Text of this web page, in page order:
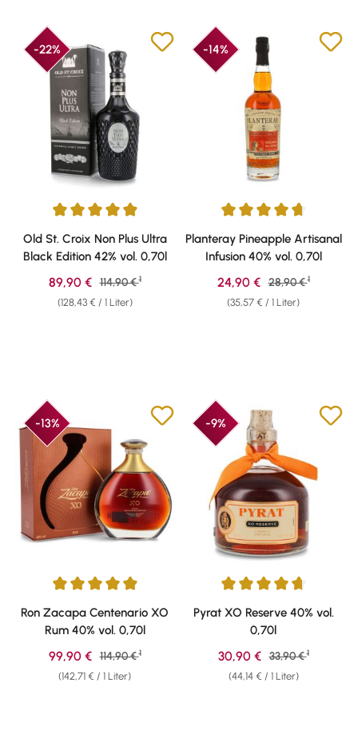
-22%
Durchschnittliche Bewertung von 4.97 von 5 Sternen
Old St. Croix Non Plus Ultra
Black Edition 42% vol. 0,70l
(128,43 € / 1 Liter)
Verkaufspreis:
89,90 € Regulärer Preis:
114,90 € 1
-14%
Durchschnittliche Bewertung
Planteray Pineapple Artisanal
Infusion 40% vol. 0,70l
(35,57 € / 1 Liter)
Verkaufspreis:
24,90 € Regulärer Preis:
28,90 € 1
-13%
Durchschnittliche Bewertung von 4.95 von 5 Sternen
Ron Zacapa Centenario XO
Rum 40% vol. 0,70l
(142,71 € / 1 Liter)
Verkaufspreis:
99,90 € Regulärer Preis:
114,90 € 1
-9%
Durchschnittliche Bewertung
Pyrat XO Reserve 40% vol.
0,70l
(44,14 € / 1 Liter)
Verkaufspreis:
30,90 € Regulärer Preis:
33,90 € 1